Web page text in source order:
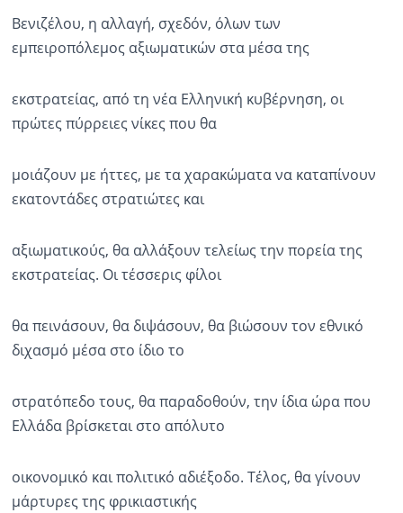
Βενιζέλου, η αλλαγή, σχεδόν, όλων των
εμπειροπόλεμος αξιωματικών στα μέσα της
εκστρατείας, από τη νέα Ελληνική κυβέρνηση, οι
πρώτες πύρρειες νίκες που θα
μοιάζουν με ήττες, με τα χαρακώματα να καταπίνουν
εκατοντάδες στρατιώτες και
αξιωματικούς, θα αλλάξουν τελείως την πορεία της
εκστρατείας. Οι τέσσερις φίλοι
θα πεινάσουν, θα διψάσουν, θα βιώσουν τον εθνικό
διχασμό μέσα στο ίδιο το
στρατόπεδο τους, θα παραδοθούν, την ίδια ώρα που
Ελλάδα βρίσκεται στο απόλυτο
οικονομικό και πολιτικό αδιέξοδο. Τέλος, θα γίνουν
μάρτυρες της φρικιαστικής